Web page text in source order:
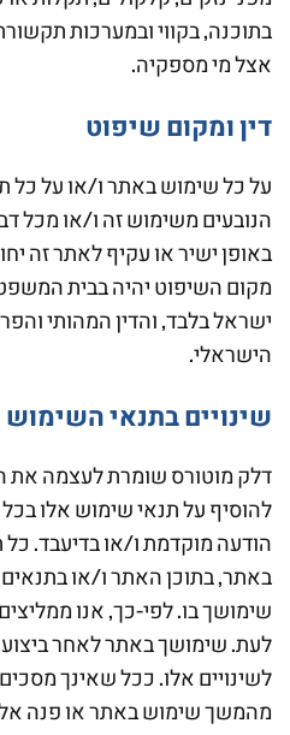
בתוכנה, בקווי ובמערכות
אצל מי מספקיה.
דין ומקום שיפוט
על כל שימוש באתר ו/או על כל
הנובעים משימוש זה ו/או מכל
באופן ישיר או עקיף לאתר זה
מקום השיפוט יהיה בבית
ישראל בלבד, והדין המהותי
הישראלי.
שינויים בתנאי השימוש
דלק מוטורס שומרת לעצמה את
להוסיף על תנאי שימוש אלו
הודעה מוקדמת ו/או בדיעבד.
באתר, בתוכן האתר ו/או
שימושך בו. לפי-כך, אנו
לעת. שימושך באתר לאחר
לשינויים אלו. ככל שאינך
מהמשך שימוש באתר או פנה